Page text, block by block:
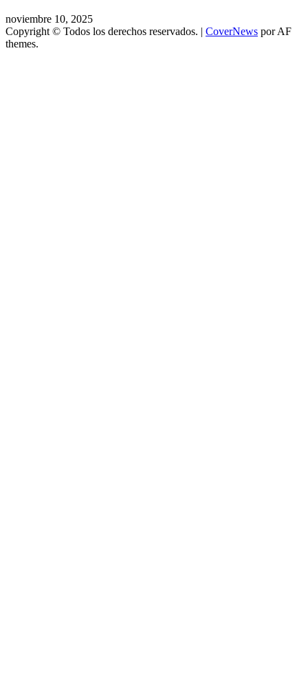
noviembre 10, 2025
Copyright © Todos los derechos reservados. | CoverNews por AF
themes.